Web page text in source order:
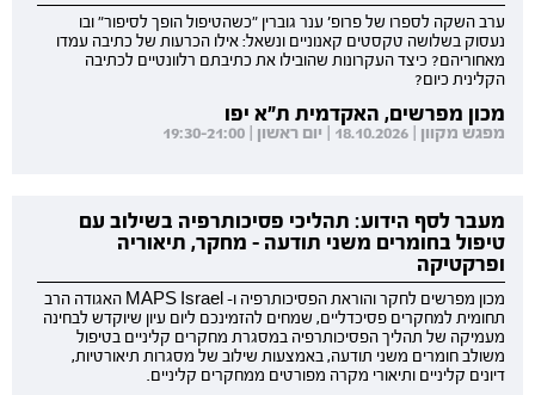
ערב השקה לספרו של פרופ' ענר גוברין "כשהטיפול הופך לסיפור" ובו
נעסוק בשלושה טקסטים קאנוניים ונשאל: אילו הכרעות של כתיבה עמדו
מאחוריהם? כיצד העקרונות שהובילו את כתיבתם רלוונטיים לכתיבה
הקלינית כיום?
מכון מפרשים, האקדמית ת"א יפו
מפגש מקוון | 18.10.2026 | יום ראשון | 19:30-21:00
מעבר לסף הידוע: תהליכי פסיכותרפיה בשילוב עם
טיפול בחומרים משני תודעה - מחקר, תיאוריה
ופרקטיקה
מכון מפרשים לחקר והוראת הפסיכותרפיה ו- MAPS Israel האגודה הרב
תחומית למחקרים פסיכדליים, שמחים להזמינכם ליום עיון שיוקדש לבחינה
מעמיקה של תהליך הפסיכותרפיה במסגרת מחקרים קליניים בטיפול
משולב חומרים משני תודעה, באמצעות שילוב של מסגרות תיאורטיות,
דיונים קליניים ותיאורי מקרה מפורטים ממחקרים קליניים.